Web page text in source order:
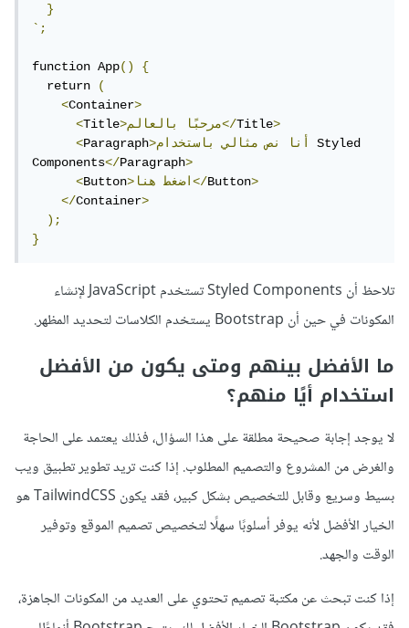
}
`;
function App()
{
  return
(
<Container>
<Title >مرحبًابالعالم</Title>
<Paragraph >أنا نص مثالي باستخدام
Styled
Components</Paragraph>
<Button >اضغطهنا</Button>
</Container>
);
}
تلاحظ أن Styled Components تستخدم JavaScript لإنشاء
المكونات في حين أن Bootstrap يستخدم الكلاسات لتحديد المظهر.
ما الأفضل بينهم ومتى يكون من الأفضل
استخدام أيًا منهم؟
لا يوجد إجابة صحيحة مطلقة على هذا السؤال، فذلك يعتمد على الحاجة
والغرض من المشروع والتصميم المطلوب. إذا كنت تريد تطوير تطبيق ويب
بسيط وسريع وقابل للتخصيص بشكل كبير، فقد يكون TailwindCSS هو
الخيار الأفضل لأنه يوفر أسلوبًا سهلًا لتخصيص تصميم الموقع وتوفير
الوقت والجهد.
إذا كنت تبحث عن مكتبة تصميم تحتوي على العديد من المكونات الجاهزة،